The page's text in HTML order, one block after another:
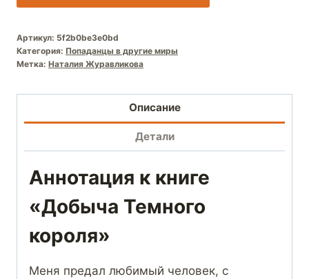
Артикул: 5f2b0be3e0bd
Категория: Попаданцы в другие миры
Метка: Наталия Журавликова
Описание
Детали
Аннотация к книге
«Добыча Темного
короля»
Меня предал любимый человек, с